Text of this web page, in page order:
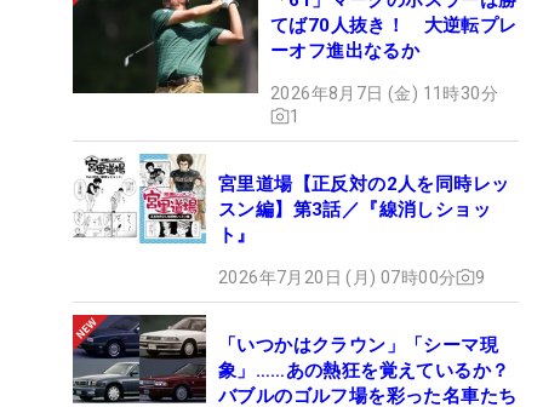
てば70人抜き！ 大逆転プレ
ーオフ進出なるか
2026年8月7日 (金) 11時30分
1
宮里道場【正反対の2人を同時レッ
スン編】第3話／『線消しショッ
ト』
2026年7月20日 (月) 07時00分 9
「いつかはクラウン」「シーマ現
象」……あの熱狂を覚えているか？
バブルのゴルフ場を彩った名車たち